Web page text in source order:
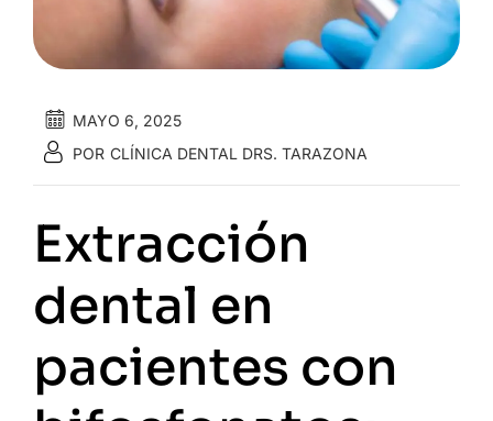
MAYO 6, 2025
POR CLÍNICA DENTAL DRS. TARAZONA
Extracción
dental en
pacientes con